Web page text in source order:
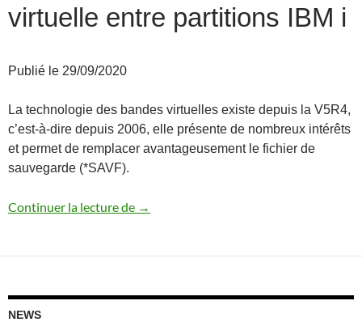
virtuelle entre partitions IBM i
Publié le 29/09/2020
La technologie des bandes virtuelles existe depuis la V5R4,
c’est-à-dire depuis 2006, elle présente de nombreux intérêts
et permet de remplacer avantageusement le fichier de
sauvegarde (*SAVF).
Continuer la lecture de Transférer une bande virtuelle entre
→
NEWS